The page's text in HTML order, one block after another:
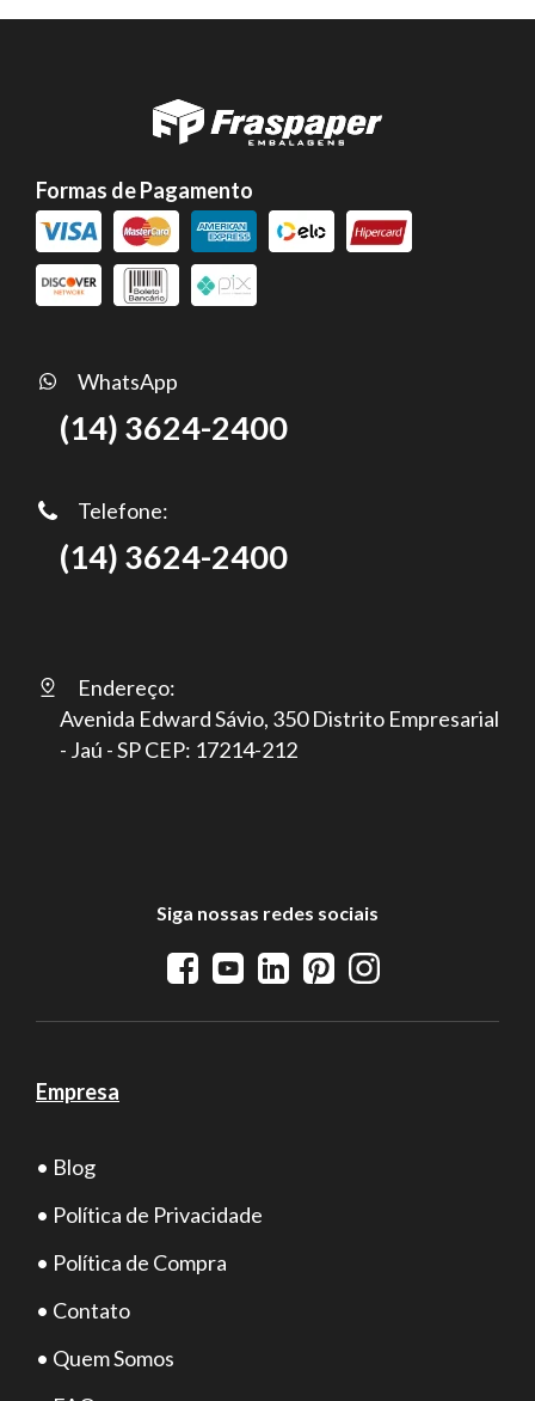
Formas de Pagamento
WhatsApp
(14) 3624-2400
Telefone:
(14) 3624-2400
Endereço:
Avenida Edward Sávio, 350 Distrito Empresarial
- Jaú - SP CEP: 17214-212
Siga nossas redes sociais
Empresa
• Blog
• Política de Privacidade
• Política de Compra
• Contato
• Quem Somos